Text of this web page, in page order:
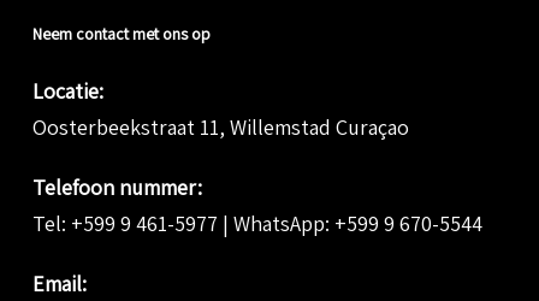
Neem contact met ons op
Locatie:
Oosterbeekstraat 11, Willemstad Curaçao
Telefoon nummer:
Tel: +599 9 461-5977 | WhatsApp: +599 9 670-5544
Email: